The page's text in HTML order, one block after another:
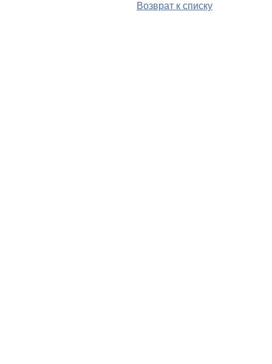
Возврат к списку